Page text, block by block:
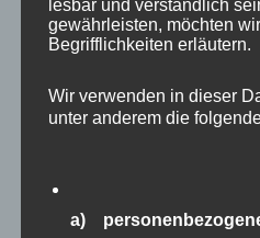
schimpfte auf der
genervt, fast lustlos,
auf. Das Ergebnis war
Dieser Aspekt bietet uns
der Selbstreflexion:
lesbar und verständlich
gewährleisten, möchten
Begrifflichkeiten erläutern.
Wir verwenden in dieser
unter anderem die
a)